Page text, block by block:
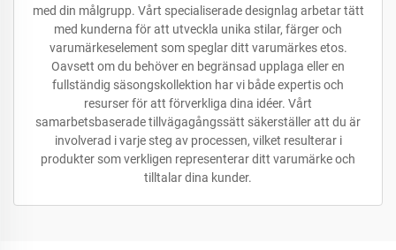
med din målgrupp. Vårt specialiserade designlag arbetar tätt
med kunderna för att utveckla unika stilar, färger och
varumärkeselement som speglar ditt varumärkes etos.
Oavsett om du behöver en begränsad upplaga eller en
fullständig säsongskollektion har vi både expertis och
resurser för att förverkliga dina idéer. Vårt
samarbetsbaserade tillvägagångssätt säkerställer att du är
involverad i varje steg av processen, vilket resulterar i
produkter som verkligen representerar ditt varumärke och
tilltalar dina kunder.